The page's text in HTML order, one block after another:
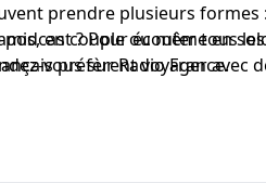
prendre plusieurs formes
en couple ou même en
préfèrent voyager avec
aborder ces
podcast ? Pour écouter tous
vous surRadio France.